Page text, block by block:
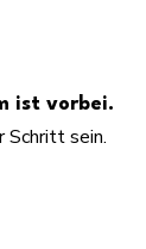
ist vorbei.
Schritt sein.